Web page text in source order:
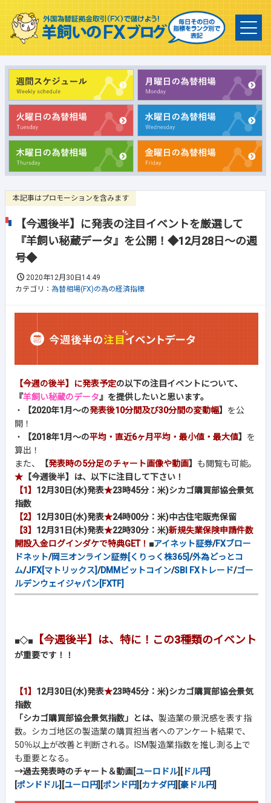
本記事はプロモーションを含みます
【今週後半】に発表の注目イベントを厳選して
『羊飼い秘蔵データ』を公開！◆12月28日～の週
号◆
2020年12月30日14:49
カテゴリ： 為替相場(FX)の為の経済指標
【今週の後半】に発表予定の以下の注目イベントについて、
『羊飼い秘蔵のデータ』を提供したいと思います。
・
【2020年1月～の発表後10分間及び30分間の変動幅】 を公
開！
・
【2018年1月～の平均・直近6ヶ月平均・最小値・最大値】 を
算出！
また、
【発表時の5分足のチャート画像や動画】 も閲覧も可能。
★ 【今週後半】は、以下に注目して下さい！
【1】 12月30日(水)発表★23時45分：米)シカゴ購買部協会景気
指数
【2】 12月30日(水)発表★24時00分：米)中古住宅販売保留
【3】 12月31日(木)発表★22時30分：米)新規失業保険申請件数
開設入金ログインダケで特典GET！ ■アイネット証券/FXブロー
ドネット/岡三オンライン証券[くりっく株365]/外為どっとコ
ム/JFX[マトリックス]/DMMビットコイン/SBI FXトレード/ゴー
ルデンウェイジャパン[FXTF]
■◇■ 【今週後半】は、特に！この3種類のイベント
が重要です！！
【1】 12月30日(水)発表★23時45分：米)シカゴ購買部協会景気
指数
「シカゴ購買部協会景気指数」とは、 製造業の景況感を表す指
数。シカゴ地区の製造業の購買担当者へのアンケート結果で、
50％以上が改善と判断される。ISM製造業指数を推し測る上で
も重要となる。
→過去発表時のチャート＆動画[ユーロドル][ ドル円]
[ポンドドル][ユーロ円][ポンド円][カナダ円][豪ドル円]